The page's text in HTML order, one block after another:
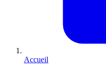
Accueil